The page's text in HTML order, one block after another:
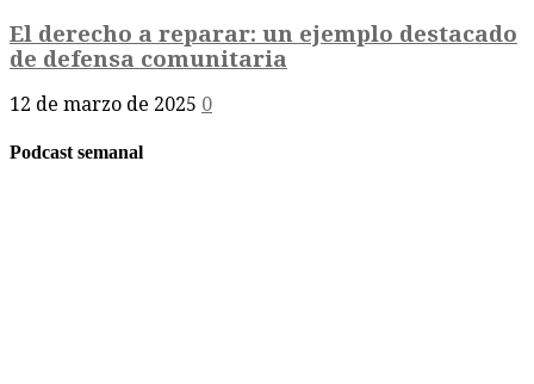
El derecho a reparar: un ejemplo destacado
de defensa comunitaria
12 de marzo de 2025 0
Podcast semanal